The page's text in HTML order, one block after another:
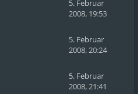
5. Februar
2008, 19:53
5. Februar
2008, 20:24
5. Februar
2008, 21:41